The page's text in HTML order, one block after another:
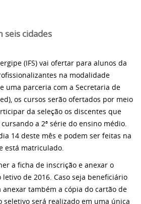
seis cidades
(IFS) vai ofertar para alunos da
na modalidade
uma parceria com a Secretaria de
os cursos serão ofertados por meio
da seleção os discentes que
a 2ª série do ensino médio.
14 deste mês e podem ser feitas na
está matriculado.
a ficha de inscrição e anexar o
de 2016. Caso seja beneficiário
também a cópia do cartão de
seletivo será realizado em uma única